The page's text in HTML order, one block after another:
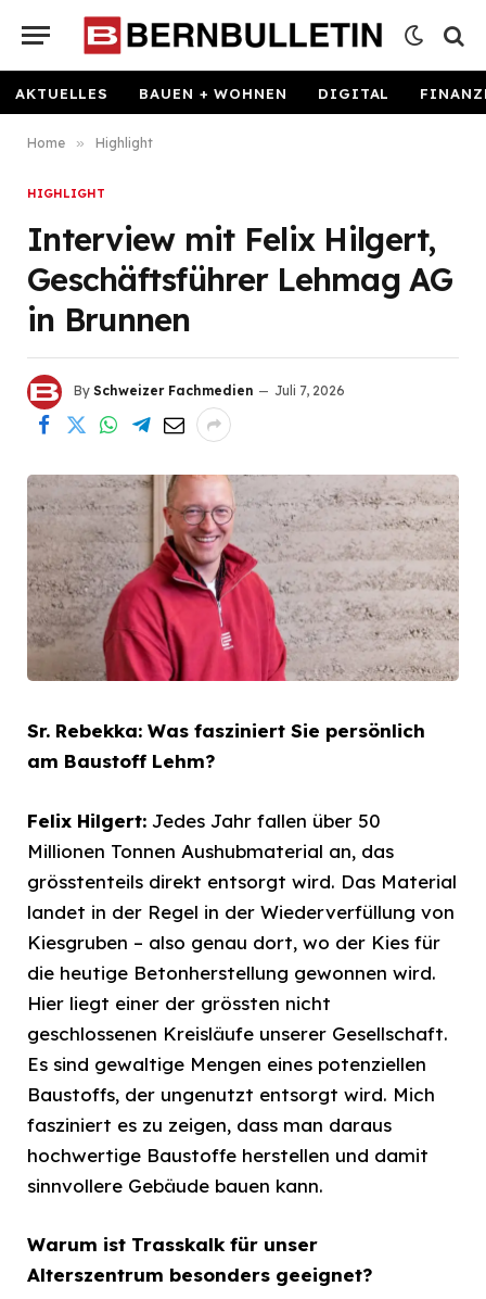
AKTUELLES BAUEN + WOHNEN DIGITAL
Home » Highlight
HIGHLIGHT
Interview mit Felix Hilgert,
Geschäftsführer Lehmag AG
in Brunnen
By Schweizer Fachmedien Juli 7, 2026
Sr. Rebekka: Was fasziniert Sie persönlich
am Baustoff Lehm?
Felix Hilgert: Jedes Jahr fallen über 50
Millionen Tonnen Aushubmaterial an, das
grösstenteils direkt entsorgt wird. Das Material
landet in der Regel in der Wiederverfüllung von
Kiesgruben – also genau dort, wo der Kies für
die heutige Betonherstellung gewonnen wird.
Hier liegt einer der grössten nicht
geschlossenen Kreisläufe unserer Gesellschaft.
Es sind gewaltige Mengen eines potenziellen
Baustoffs, der ungenutzt entsorgt wird. Mich
fasziniert es zu zeigen, dass man daraus
hochwertige Baustoffe herstellen und damit
sinnvollere Gebäude bauen kann.
Warum ist Trasskalk für unser
Alterszentrum besonders geeignet?